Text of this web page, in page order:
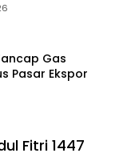
Gas
Pasar Ekspor
Fitri 1447